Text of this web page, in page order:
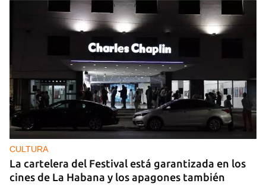
CULTURA
La cartelera del Festival está garantizada en los
cines de La Habana y los apagones también